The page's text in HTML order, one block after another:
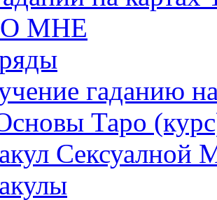
МНЕ
гаданию
Таро
Сексуалной